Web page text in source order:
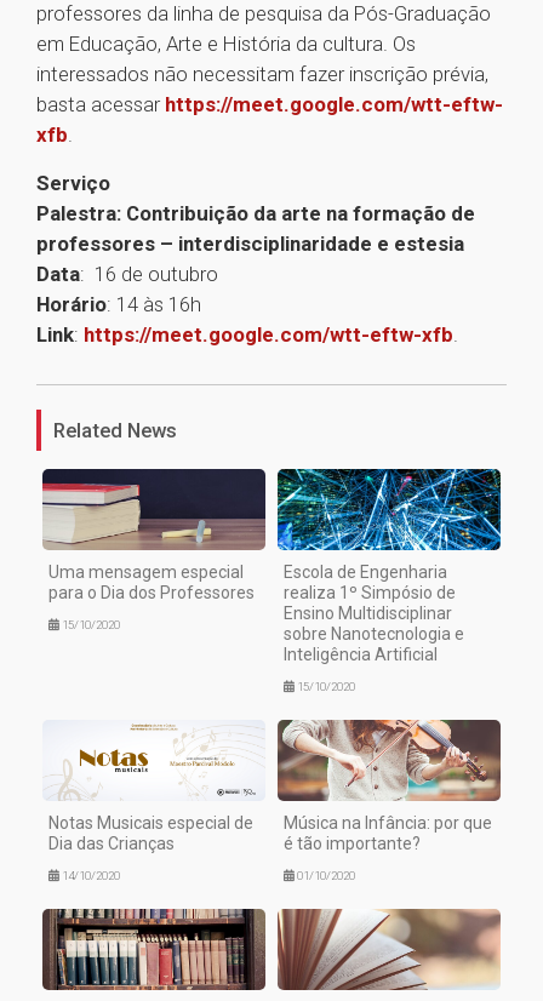
professores da linha de pesquisa da Pós-Graduação
em Educação, Arte e História da cultura. Os
interessados não necessitam fazer inscrição prévia,
basta acessar https://meet.google.com/wtt-eftw-
xfb.
Serviço
Palestra: Contribuição da arte na formação de
professores – interdisciplinaridade e estesia
Data: 16 de outubro
Horário: 14 às 16h
Link: https://meet.google.com/wtt-eftw-xfb.
1
Related News
Uma mensagem especial
para o Dia dos Professores
15/10/2020
Escola de Engenharia
realiza 1º Simpósio de
Ensino Multidisciplinar
sobre Nanotecnologia e
Inteligência Artificial
15/10/2020
Notas Musicais especial de
Dia das Crianças
14/10/2020
Música na Infância: por que
é tão importante?
01/10/2020